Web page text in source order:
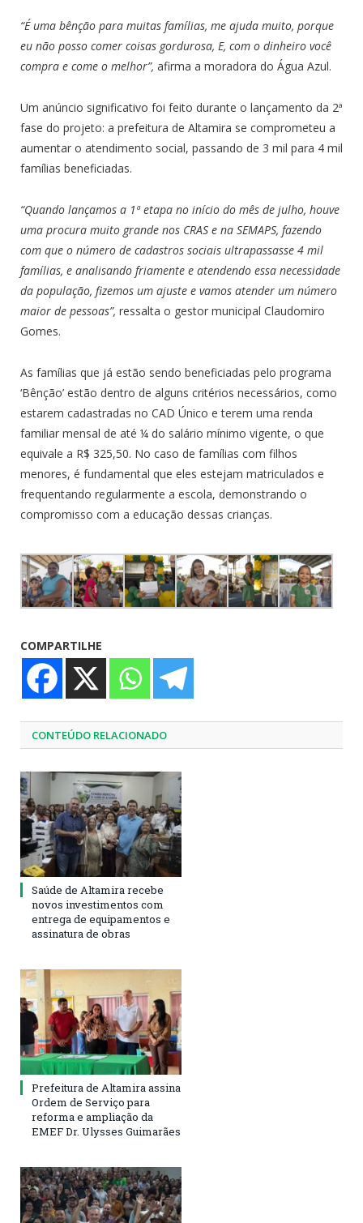
“É uma bênção para muitas famílias, me ajuda muito, porque
eu não posso comer coisas gordurosa, E, com o dinheiro você
compra e come o melhor”, afirma a moradora do Água Azul.
Um anúncio significativo foi feito durante o lançamento da 2ª
fase do projeto: a prefeitura de Altamira se comprometeu a
aumentar o atendimento social, passando de 3 mil para 4 mil
famílias beneficiadas.
“Quando lançamos a 1ª etapa no início do mês de julho, houve
uma procura muito grande nos CRAS e na SEMAPS, fazendo
com que o número de cadastros sociais ultrapassasse 4 mil
famílias, e analisando friamente e atendendo essa necessidade
da população, fizemos um ajuste e vamos atender um número
maior de pessoas”, ressalta o gestor municipal Claudomiro
Gomes.
As famílias que já estão sendo beneficiadas pelo programa
‘Bênção’ estão dentro de alguns critérios necessários, como
estarem cadastradas no CAD Único e terem uma renda
familiar mensal de até ¼ do salário mínimo vigente, o que
equivale a R$ 325,50. No caso de famílias com filhos
menores, é fundamental que eles estejam matriculados e
frequentando regularmente a escola, demonstrando o
compromisso com a educação dessas crianças.
COMPARTILHE
CONTEÚDO RELACIONADO
Saúde de Altamira recebe
novos investimentos com
entrega de equipamentos e
assinatura de obras
Prefeitura de Altamira assina
Ordem de Serviço para
reforma e ampliação da
EMEF Dr. Ulysses Guimarães